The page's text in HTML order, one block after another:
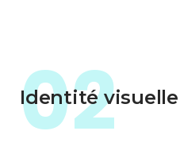
02
Identité visuelle